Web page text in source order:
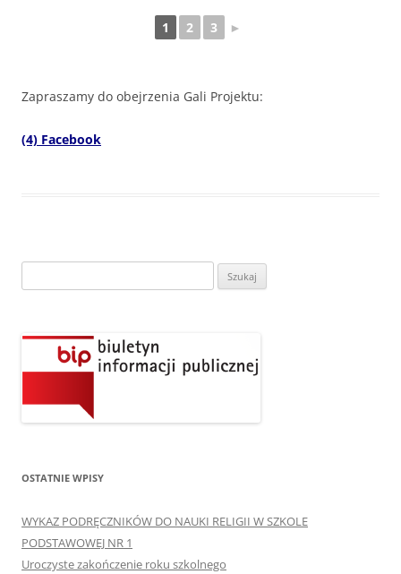
1 2 3 ►
Zapraszamy do obejrzenia Gali Projektu:
(4) Facebook
OSTATNIE WPISY
WYKAZ PODRĘCZNIKÓW DO NAUKI RELIGII W SZKOLE
PODSTAWOWEJ NR 1
Uroczyste zakończenie roku szkolnego